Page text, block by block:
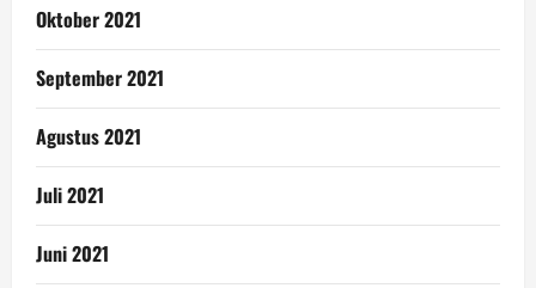
Oktober 2021
September 2021
Agustus 2021
Juli 2021
Juni 2021